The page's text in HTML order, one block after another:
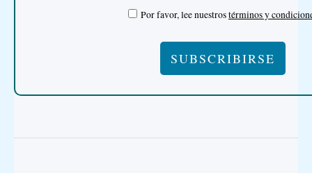
Por favor, lee nuestrostérminos y